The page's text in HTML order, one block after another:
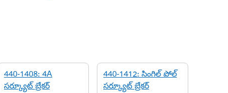
440-1408: 4A
సర్క్యూట్ బ్రేకర్
440-1412: సింగిల్ పోల్
సర్క్యూట్ బ్రేకర్